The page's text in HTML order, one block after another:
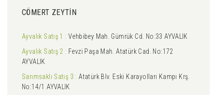
CÖMERT ZEYTİN
Ayvalık Satış 1 : Vehbibey Mah. Gümrük Cd. No:33 AYVALIK
Ayvalık Satış 2 : Fevzi Paşa Mah. Atatürk Cad. No:172
AYVALIK
Sarımsaklı Satış 3 : Atatürk Blv. Eski Karayolları Kampı Krş.
No:14/1 AYVALIK